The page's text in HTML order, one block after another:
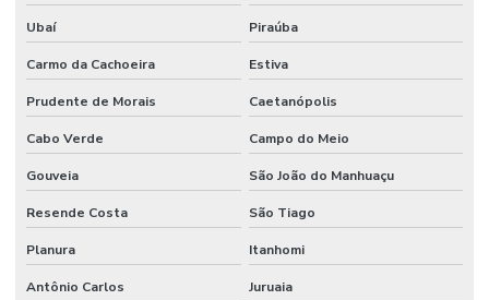
Ubaí Piraúba
Carmo da Cachoeira Estiva
Prudente de Morais Caetanópolis
Cabo Verde Campo do Meio
Gouveia São João do Manhuaçu
Resende Costa São Tiago
Planura Itanhomi
Antônio Carlos Juruaia